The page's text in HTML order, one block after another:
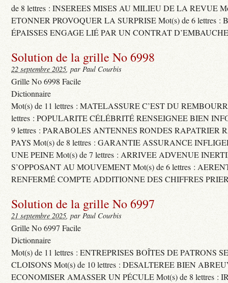
de 8 lettres : INSEREES MISES AU MILIEU DE LA REVUE
ETONNER PROVOQUER LA SURPRISE Mot(s) de 6 lettres :
ÉPAISSES ENGAGE LIÉ PAR UN CONTRAT
Solution de la grille No 6998
22 septembre 2025, par Paul Courbis
Grille No 6998 Facile
Dictionnaire
Mot(s) de 11 lettres : MATELASSURE C’EST DU
lettres : POPULARITE CÉLÉBRITÉ RENSEIGNEE BIEN
9 lettres : PARABOLES ANTENNES RONDES RAPATRIER
PAYS Mot(s) de 8 lettres : GARANTIE ASSURANCE
UNE PEINE Mot(s) de 7 lettres : ARRIVEE ADVENUE
S’OPPOSANT AU MOUVEMENT Mot(s) de 6 lettres :
RENFERMÉ COMPTE ADDITIONNE DES CHIFFRES
Solution de la grille No 6997
21 septembre 2025, par Paul Courbis
Grille No 6997 Facile
Dictionnaire
Mot(s) de 11 lettres : ENTREPRISES BOÎTES DE PATRONS
CLOISONS Mot(s) de 10 lettres : DESALTEREE BIEN
ECONOMISER AMASSER UN PÉCULE Mot(s) de 8 lettres :